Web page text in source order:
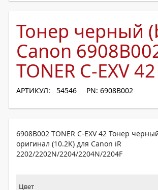
Тонер черный
Canon
TONER C-EXV 42
АРТИКУЛ: 54546 PN: 6908B002
6908B002 TONER C-EXV 42 Тонер
оригинал (10.2K) для Canon iR
2202/2202N/2204/2204N/2204F
Цвет